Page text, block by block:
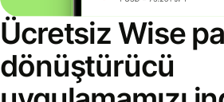
Ücretsiz Wise
dönüştürücü